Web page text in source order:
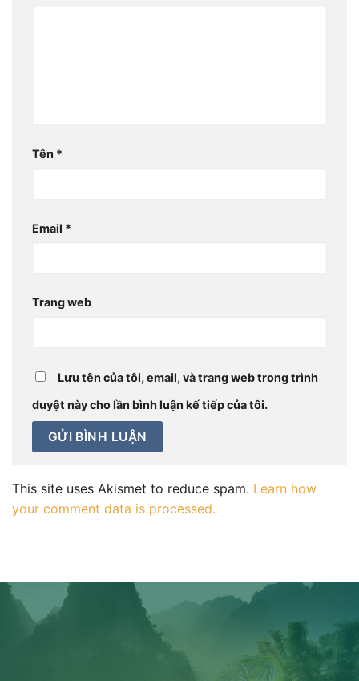
Tên *
Email *
Trang web
Lưu tên của tôi, email, và trang web trong trình
duyệt này cho lần bình luận kế tiếp của tôi.
This site uses Akismet to reduce spam. Learn how
your comment data is processed.